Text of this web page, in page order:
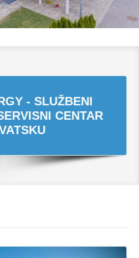
- SLUŽBENI
CENTAR